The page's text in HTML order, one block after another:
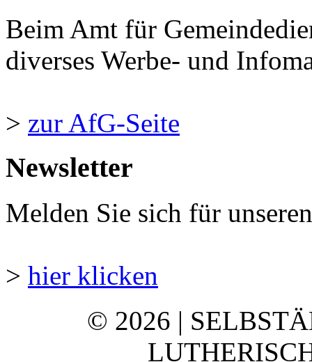
Beim Amt für
diverses Werbe- und
> zur AfG-Seite
Newsletter
Melden Sie sich für
> hier klicken
© 2026 |